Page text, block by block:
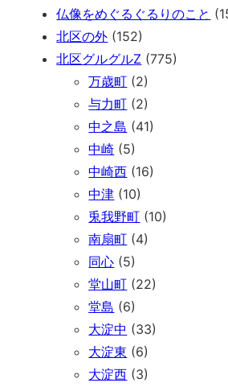
仏像をめぐるぐるりのこと
北区の外 (152)
北区グルグルZ (775)
万歳町 (2)
与力町 (2)
中之島 (41)
中崎 (5)
中崎西 (16)
中津 (10)
兎我野町 (10)
南扇町 (4)
同心 (5)
堂山町 (22)
堂島 (6)
大淀中 (33)
大淀東 (6)
大淀西 (3)